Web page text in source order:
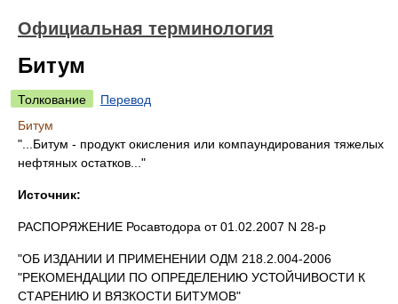
Официальная терминология
Битум
Толкование
Перевод
Битум
"...Битум - продукт окисления или компаундирования тяжелых
нефтяных остатков..."
Источник:
РАСПОРЯЖЕНИЕ Росавтодора от 01.02.2007 N 28-р
"ОБ ИЗДАНИИ И ПРИМЕНЕНИИ ОДМ 218.2.004-2006
"РЕКОМЕНДАЦИИ ПО ОПРЕДЕЛЕНИЮ УСТОЙЧИВОСТИ К
СТАРЕНИЮ И ВЯЗКОСТИ БИТУМОВ"